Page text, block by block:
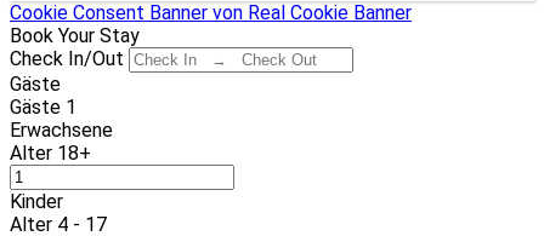
Cookie Consent Banner von Real Cookie Banner
Book Your Stay
Check In/Out
Gäste
Gäste 1
Erwachsene
Alter 18+
Kinder
Alter 4 - 17